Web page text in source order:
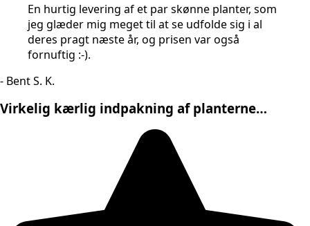
En hurtig levering af et par skønne planter, som
jeg glæder mig meget til at se udfolde sig i al
deres pragt næste år, og prisen var også
fornuftig :-).
- Bent S. K.
Virkelig kærlig indpakning af planterne…